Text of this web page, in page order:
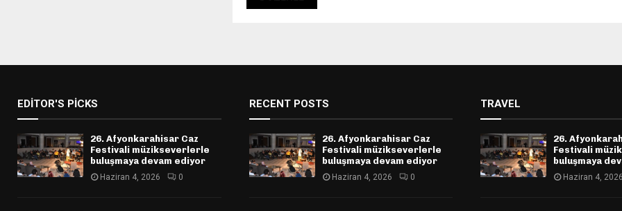
EDITOR'S PICKS
26. Afyonkarahisar Caz
Festivali müzikseverlerle
buluşmaya devam ediyor
Haziran 4, 2026 0
RECENT POSTS
26. Afyonkarahisar Caz
Festivali müzikseverlerle
buluşmaya devam ediyor
Haziran 4, 2026 0
TRAVEL
26.
Festivali
buluşmaya
Haziran 4, 2026